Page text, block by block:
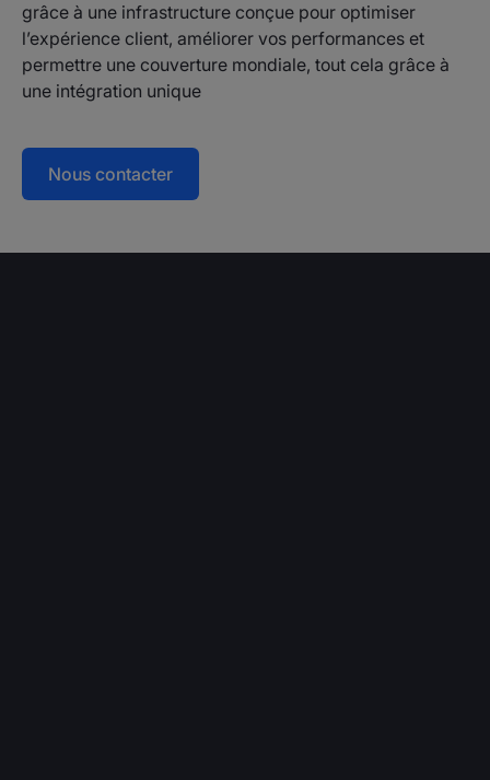
grâce à une infrastructure conçue pour optimiser
l’expérience client, améliorer vos performances et
permettre une couverture mondiale, tout cela grâce à
une intégration unique
Nous contacter